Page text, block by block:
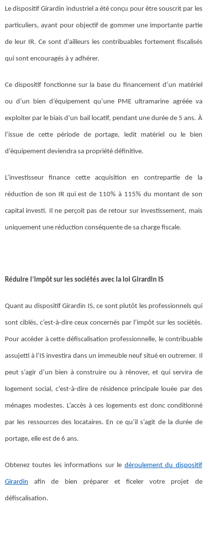
Le dispositif Girardin industriel a été conçu pour être souscrit par les
particuliers, ayant pour objectif de gommer une importante partie
de leur IR. Ce sont d’ailleurs les contribuables fortement fiscalisés
qui sont encouragés à y adhérer.
Ce dispositif fonctionne sur la base du financement d’un matériel
ou d’un bien d’équipement qu’une PME ultramarine agréée va
exploiter par le biais d’un bail locatif, pendant une durée de 5 ans. À
l’issue de cette période de portage, ledit matériel ou le bien
d’équipement deviendra sa propriété définitive.
L’investisseur finance cette acquisition en contrepartie de la
réduction de son IR qui est de 110% à 115% du montant de son
capital investi. Il ne perçoit pas de retour sur investissement, mais
uniquement une réduction conséquente de sa charge fiscale.
Réduire l’impôt sur les sociétés avec la loi Girardin IS
Quant au dispositif Girardin IS, ce sont plutôt les professionnels qui
sont ciblés, c’est-à-dire ceux concernés par l’impôt sur les sociétés.
Pour accéder à cette défiscalisation professionnelle, le contribuable
assujetti à l’IS investira dans un immeuble neuf situé en outremer. Il
peut s’agir d’un bien à construire ou à rénover, et qui servira de
logement social, c’est-à-dire de résidence principale louée par des
ménages modestes. L’accès à ces logements est donc conditionné
par les ressources des locataires. En ce qu’il s’agit de la durée de
portage, elle est de 6 ans.
Obtenez toutes les informations sur le déroulement du dispositif
Girardin afin de bien préparer et ficeler votre projet de
défiscalisation.